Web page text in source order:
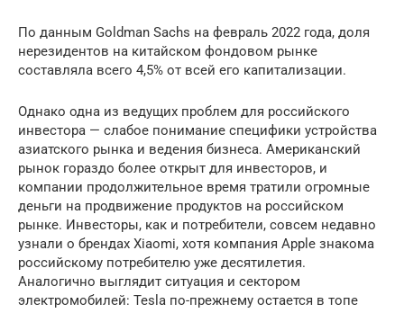
По данным Goldman Sachs на февраль 2022 года, доля
нерезидентов на китайском фондовом рынке
составляла всего 4,5% от всей его капитализации.
Однако одна из ведущих проблем для российского
инвестора — слабое понимание специфики устройства
азиатского рынка и ведения бизнеса. Американский
рынок гораздо более открыт для инвесторов, и
компании продолжительное время тратили огромные
деньги на продвижение продуктов на российском
рынке. Инвесторы, как и потребители, совсем недавно
узнали о брендах Xiaomi, хотя компания Apple знакома
российскому потребителю уже десятилетия.
Аналогично выглядит ситуация и сектором
электромобилей: Tesla по-прежнему остается в топе